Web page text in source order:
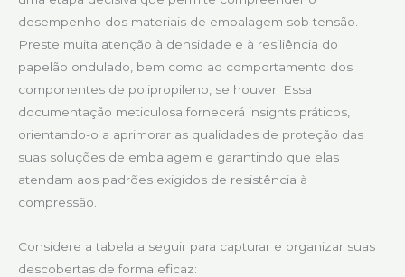
desempenho dos materiais de embalagem sob tensão.
Preste muita atenção à densidade e à resiliência do
papelão ondulado, bem como ao comportamento dos
componentes de polipropileno, se houver. Essa
documentação meticulosa fornecerá insights práticos,
orientando-o a aprimorar as qualidades de proteção das
suas soluções de embalagem e garantindo que elas
atendam aos padrões exigidos de resistência à
compressão.
Considere a tabela a seguir para capturar e organizar suas
descobertas de forma eficaz: